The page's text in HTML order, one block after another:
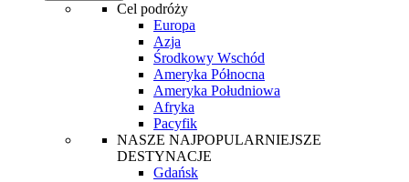
Cel podróży
Europa
Azja
Środkowy Wschód
Ameryka Północna
Ameryka Południowa
Afryka
Pacyfik
NASZE NAJPOPULARNIEJSZE
DESTYNACJE
Gdańsk